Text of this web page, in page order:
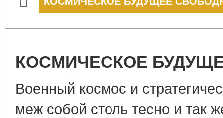
КОСМИЧЕСКОЕ
Военный космос и
меж собой столь тесно и так